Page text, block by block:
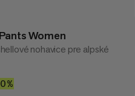
Women
nohavice pre alpské